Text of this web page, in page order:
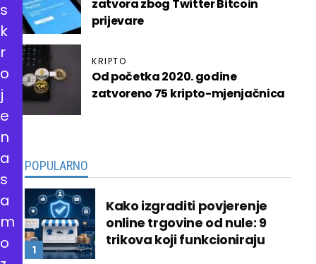
zatvora zbog Twitter Bitcoin
prijevare
KRIPTO
Od početka 2020. godine
zatvoreno 75 kripto-mjenjačnica
POPULARNO
Kako izgraditi povjerenje
online trgovine od nule: 9
trikova koji funkcioniraju
s
k
r
o
j
e
n
a
s
a
m
o